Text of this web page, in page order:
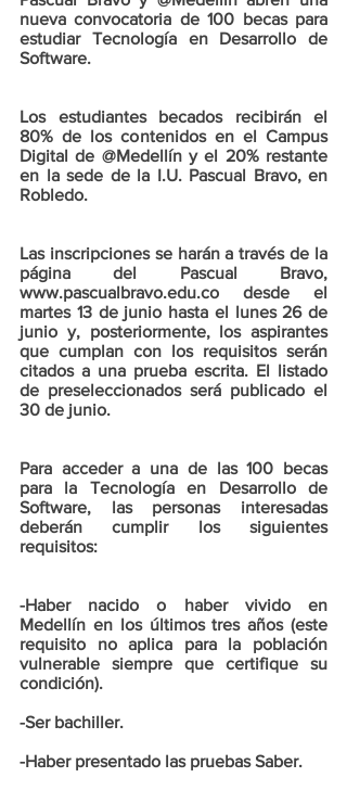
nueva convocatoria de 100 becas para
estudiar Tecnología en Desarrollo de
Software.
Los estudiantes becados recibirán el
80% de los contenidos en el Campus
Digital de @Medellín y el 20% restante
en la sede de la I.U. Pascual Bravo, en
Robledo.
Las inscripciones se harán a través de la
página del Pascual Bravo,
www.pascualbravo.edu.co desde el
martes 13 de junio hasta el lunes 26 de
junio y, posteriormente, los aspirantes
que cumplan con los requisitos serán
citados a una prueba escrita. El listado
de preseleccionados será publicado el
30 de junio.
Para acceder a una de las 100 becas
para la Tecnología en Desarrollo de
Software, las personas interesadas
deberán cumplir los siguientes
requisitos:
-Haber nacido o haber vivido en
Medellín en los últimos tres años (este
requisito no aplica para la población
vulnerable siempre que certifique su
condición).
-Ser bachiller.
-Haber presentado las pruebas Saber.